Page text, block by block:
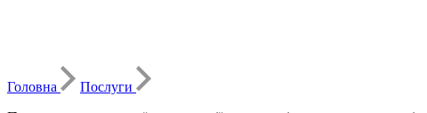
Головна
Послуги